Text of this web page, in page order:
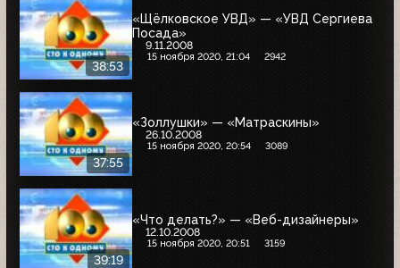
38:53
«Щёлковское УВД» — «УВД Сергиева
Посада»
9.11.2008
15 ноября 2020, 21:04 2942
37:55
«Золлушки» — «Матраскины»
26.10.2008
15 ноября 2020, 20:54 3089
39:19
«Что делать?» — «Веб-дизайнеры»
12.10.2008
15 ноября 2020, 20:51 3159